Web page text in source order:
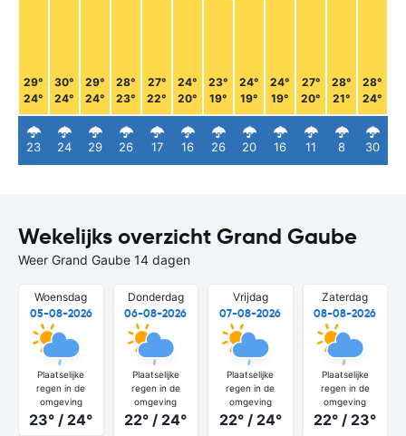
29°
24°
23
30°
24°
24
29°
24°
29
28°
23°
26
27°
22°
17
24°
20°
16
23°
19°
26
24°
19°
20
24°
19°
16
27°
20°
11
28°
21°
8
28°
24°
30
Wekelijks overzicht Grand Gaube
Weer Grand Gaube 14 dagen
Woensdag
05-08-2026
Plaatselijke
regen in de
omgeving
23° / 24°
Donderdag
06-08-2026
Plaatselijke
regen in de
omgeving
22° / 24°
Vrijdag
07-08-2026
Plaatselijke
regen in de
omgeving
22° / 24°
Zaterdag
08-08-2026
Plaatselijke
regen in de
omgeving
22° / 23°